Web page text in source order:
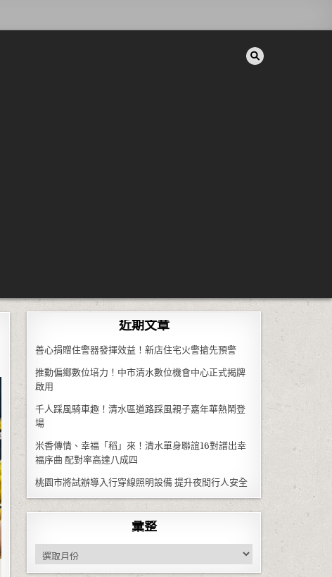
近期文章
善心捐贈住警器發揮效益！新店住宅火警搶先預警
推動偏鄉數位培力！中市清水數位機會中心正式揭牌
啟用
千人踩風騎車趣！清水區道路踩風親子嘉年華熱鬧登
場
米香傳情、幸福「稻」來！清水單身聯誼16對譜出幸
福序曲 配對率高達八成四
桃園市將試辦導入行穿線照明設備 提升夜間行人安全
彙整
彙整